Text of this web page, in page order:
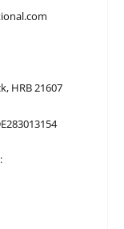
HRB 21607